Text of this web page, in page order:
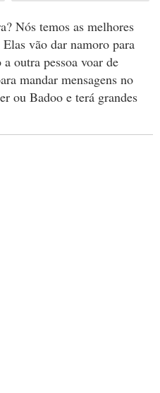
Nós temos as melhores
vão dar namoro para
outra pessoa voar de
mandar mensagens no
ou Badoo e terá grandes